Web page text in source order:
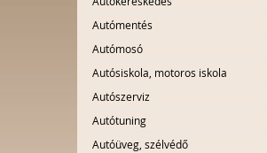
Autómentés
Autómosó
Autósiskola, motoros iskola
Autószerviz
Autótuning
Autóüveg, szélvédő